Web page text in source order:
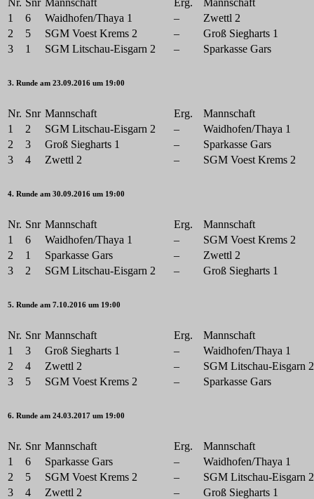
1
6 Waidhofen/Thaya 1 –
Zwettl 2
2
5 SGM Voest Krems 2 –
Groß Siegharts 1
3
1 SGM Litschau-Eisgarn 2 – Sparkasse Gars
3. Runde am 23.09.2016 um 19:00
Nr. Snr Mannschaft Erg.
Mannschaft
1
2 SGM Litschau-Eisgarn 2 –
Waidhofen/Thaya 1
2
3 Groß Siegharts 1 –
Sparkasse Gars
3
4 Zwettl 2 – SGM Voest Krems 2
4. Runde am 30.09.2016 um 19:00
Nr. Snr Mannschaft Erg.
Mannschaft
1
6 Waidhofen/Thaya 1 –
SGM Voest Krems 2
2
1 Sparkasse Gars –
Zwettl 2
3
2 SGM Litschau-Eisgarn 2 – Groß Siegharts 1
5. Runde am 7.10.2016 um 19:00
Nr. Snr Mannschaft Erg.
Mannschaft
1
3 Groß Siegharts 1 –
Waidhofen/Thaya 1
2
4 Zwettl 2 –
SGM Litschau-Eisgarn 2
3
5 SGM Voest Krems 2 – Sparkasse Gars
6. Runde am 24.03.2017 um 19:00
Nr. Snr Mannschaft Erg.
Mannschaft
1
6 Sparkasse Gars –
Waidhofen/Thaya 1
2
5 SGM Voest Krems 2 –
SGM Litschau-Eisgarn 2
3
4 Zwettl 2 – Groß Siegharts 1